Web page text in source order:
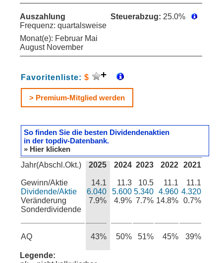
Auszahlung
Frequenz: quartalsweise
Monat(e): Februar Mai
August November
Steuerabzug: 25.0%
Favoritenliste: $
> Premium-Mitglied werden
So finden Sie die besten Dividendenaktien
in der topdiv-Datenbank.
» Hier klicken
Jahr(Abschl.Okt.)
Gewinn/Aktie
Dividende/Aktie
Veränderung
Sonderdividende
AQ
2025
14.1
6.040
7.9%
43%
2024
11.3
5.600
4.9%
50%
2023
10.5
5.340
7.7%
51%
2022
11.1
4.960
14.8%
45%
2021
11.1
4.320
0.7%
39%
Legende: